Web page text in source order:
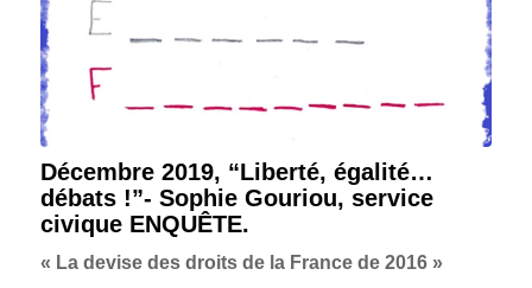
Décembre 2019, “Liberté, égalité…
débats !”- Sophie Gouriou, service
civique ENQUÊTE.
« La devise des droits de la France de 2016 »